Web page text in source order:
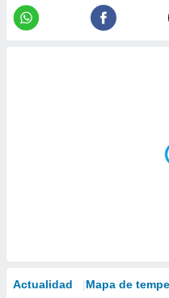
Actualidad Mapa de